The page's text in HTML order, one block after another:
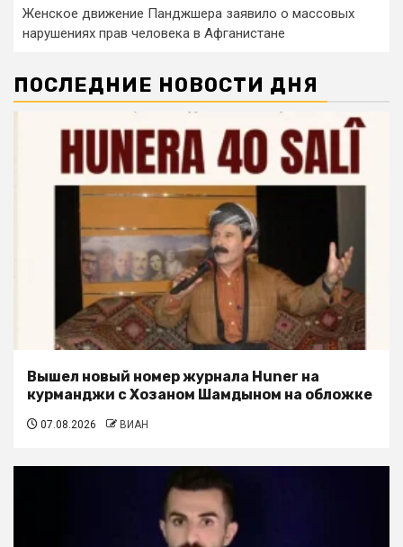
Женское движение Панджшера заявило о массовых
нарушениях прав человека в Афганистане
ПОСЛЕДНИЕ НОВОСТИ ДНЯ
Вышел новый номер журнала Huner на
курманджи с Хозаном Шамдыном на обложке
07.08.2026 ВИАН